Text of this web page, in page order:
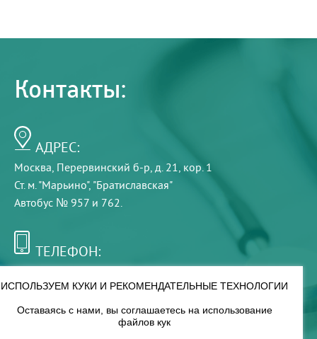
Контакты:
АДРЕС:
Москва, Перервинский б-р, д. 21, кор. 1
Ст. м. "Марьино", "Братиславская"
Автобус № 957 и 762.
ТЕЛЕФОН:
РЕЖИМ РАБОТЫ:
ИСПОЛЬЗУЕМ КУКИ И РЕКОМЕНДАТЕЛЬНЫЕ ТЕХНОЛОГИИ
Оставаясь с нами, вы соглашаетесь на использование
файлов кук